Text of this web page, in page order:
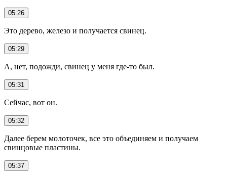
05:26
Это дерево, железо и получается свинец.
05:29
А, нет, подожди, свинец у меня где-то был.
05:31
Сейчас, вот он.
05:32
Далее берем молоточек, все это объединяем и получаем
свинцовые пластины.
05:37